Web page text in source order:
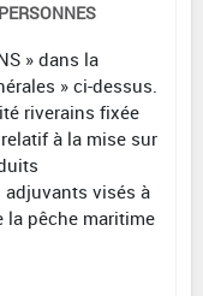
» dans la
» ci-dessus.
riverains fixée
à la mise sur
visés à
la pêche maritime